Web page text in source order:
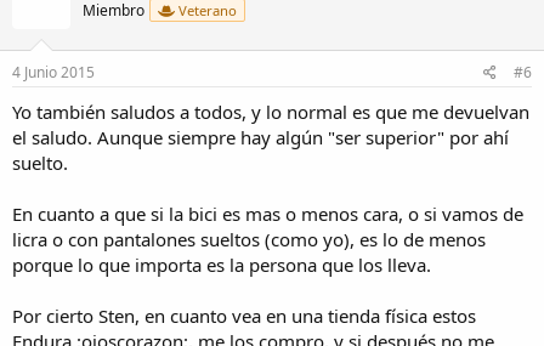
n
e
:
Miembro Veterano
4 Junio 2015 #6
Yo también saludos a todos, y lo normal es que me devuelvan
el saludo. Aunque siempre hay algún "ser superior" por ahí
suelto.
En cuanto a que si la bici es mas o menos cara, o si vamos de
licra o con pantalones sueltos (como yo), es lo de menos
porque lo que importa es la persona que los lleva.
Por cierto Sten, en cuanto vea en una tienda física estos
Endura :ojoscorazon:, me los compro, y si después no me